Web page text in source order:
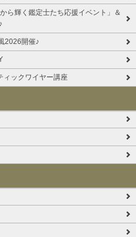
ら輝く鑑定士たち応援イベント」＆
2026開催♪
ィックワイヤー講座